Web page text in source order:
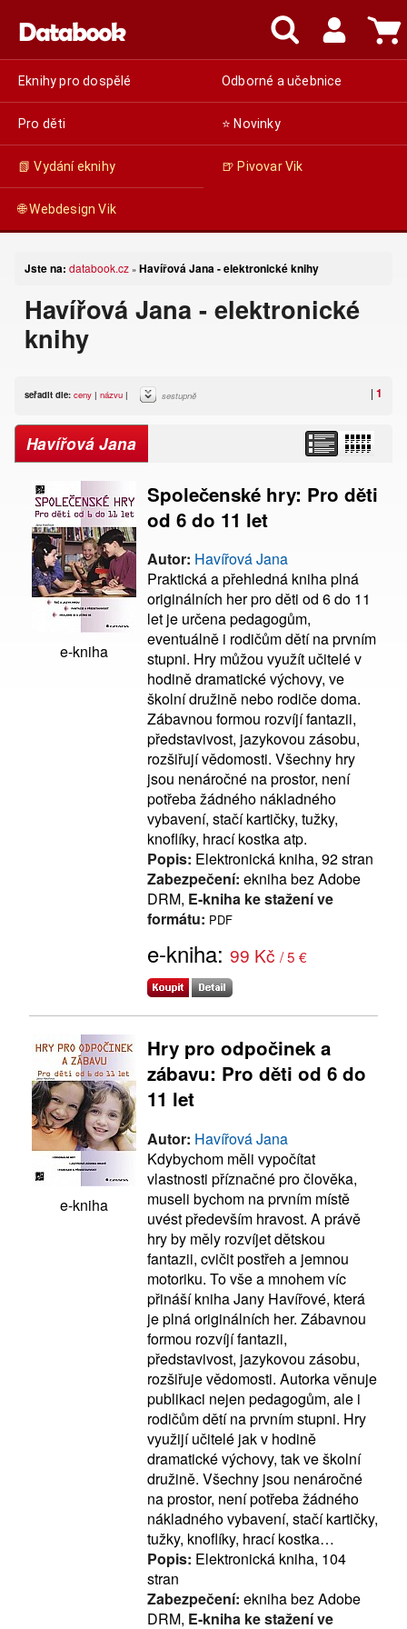
Eknihy pro dospělé Odborné a učebnice
Pro děti ⭐ Novinky
📗 Vydání eknihy 🍺 Pivovar Vik
🌐 Webdesign Vik
Jste na: databook.cz » Havířová Jana - elektronické knihy
Havířová Jana - elektronické
knihy
| 1
seřadit dle: ceny | názvu | sestupně
Havířová Jana
e-kniha
Společenské hry: Pro děti
od 6 do 11 let
Autor: Havířová Jana
Praktická a přehledná kniha plná
originálních her pro děti od 6 do 11
let je určena pedagogům,
eventuálně i rodičům dětí na prvním
stupni. Hry můžou využít učitelé v
hodině dramatické výchovy, ve
školní družině nebo rodiče doma.
Zábavnou formou rozvíjí fantazii,
představivost, jazykovou zásobu,
rozšiřují vědomosti. Všechny hry
jsou nenáročné na prostor, není
potřeba žádného nákladného
vybavení, stačí kartičky, tužky,
knoflíky, hrací kostka atp.
Popis: Elektronická kniha, 92 stran
Zabezpečení: ekniha bez Adobe
DRM, E-kniha ke stažení ve
formátu: PDF
e-kniha: 99 Kč / 5 €
e-kniha
Hry pro odpočinek a
zábavu: Pro děti od 6 do
11 let
Autor: Havířová Jana
Kdybychom měli vypočítat
vlastnosti příznačné pro člověka,
museli bychom na prvním místě
uvést především hravost. A právě
hry by měly rozvíjet dětskou
fantazii, cvičit postřeh a jemnou
motoriku. To vše a mnohem víc
přináší kniha Jany Havířové, která
je plná originálních her. Zábavnou
formou rozvíjí fantazii,
představivost, jazykovou zásobu,
rozšiřuje vědomosti. Autorka věnuje
publikaci nejen pedagogům, ale i
rodičům dětí na prvním stupni. Hry
využijí učitelé jak v hodině
dramatické výchovy, tak ve školní
družině. Všechny jsou nenáročné
na prostor, není potřeba žádného
nákladného vybavení, stačí kartičky,
tužky, knoflíky, hrací kostka…
Popis: Elektronická kniha, 104
stran
Zabezpečení: ekniha bez Adobe
DRM, E-kniha ke stažení ve